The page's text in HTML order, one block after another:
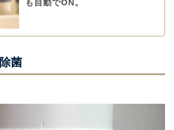
も自動でON。
菌